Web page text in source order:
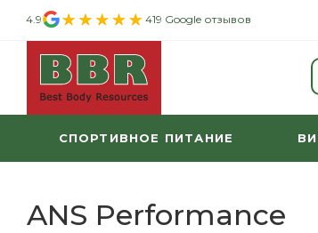
4.9 419 Google отзывов
СПОРТИВНОЕ ПИТАНИЕ
ANS Performance